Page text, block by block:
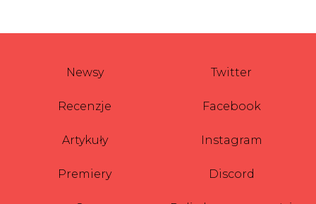
Newsy
Recenzje
Artykuły
Premiery
Twitter
Facebook
Instagram
Discord